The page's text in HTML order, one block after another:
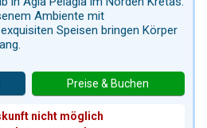
Ambiente mit
Speisen bringen Körper
nicht möglich
Preise & Buchen